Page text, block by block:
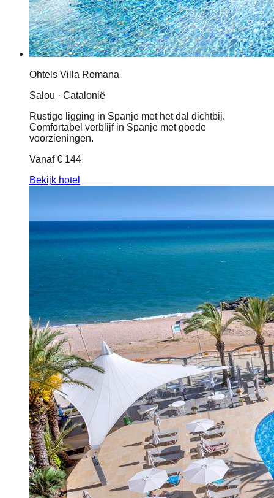
Ohtels Villa Romana
Salou · Catalonië
Rustige ligging in Spanje met het dal dichtbij.
Comfortabel verblijf in Spanje met goede
voorzieningen.
Vanaf€ 144
Bekijk hotel